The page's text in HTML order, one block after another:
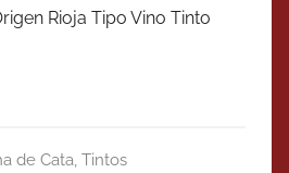
Rioja Tipo Vino Tinto
de Cata, Tintos